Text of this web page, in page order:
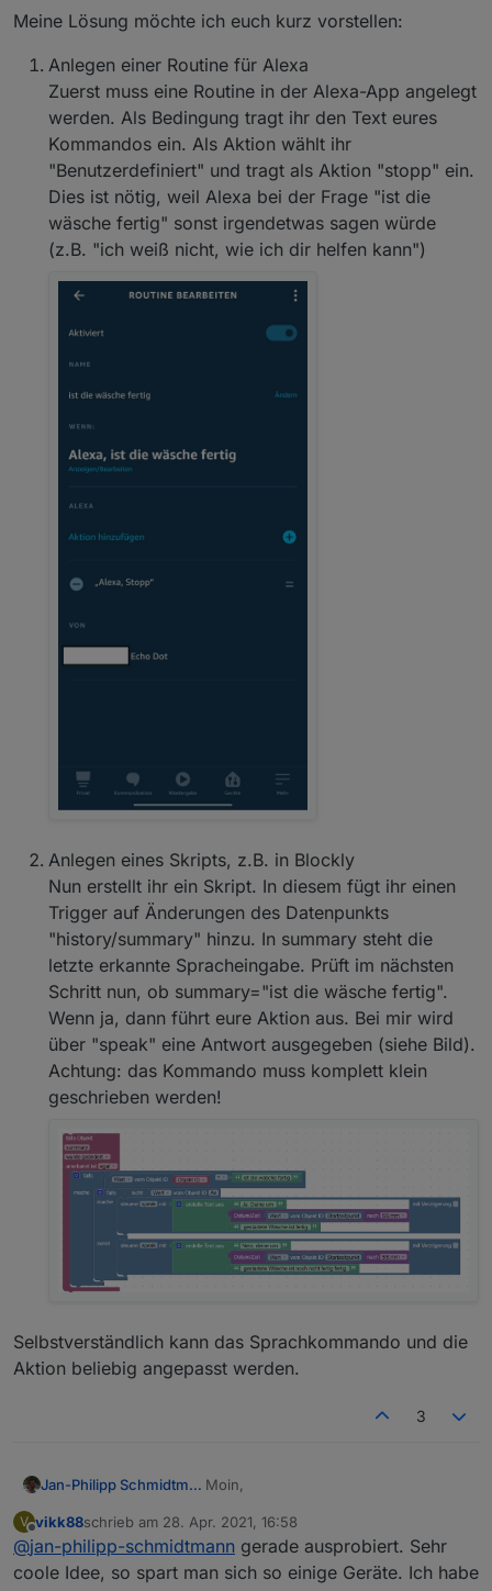
Meine Lösung möchte ich euch kurz vorstellen:
Anlegen einer Routine für Alexa
Zuerst muss eine Routine in der Alexa-App angelegt
werden. Als Bedingung tragt ihr den Text eures
Kommandos ein. Als Aktion wählt ihr
"Benutzerdefiniert" und tragt als Aktion "stopp" ein.
Dies ist nötig, weil Alexa bei der Frage "ist die
wäsche fertig" sonst irgendetwas sagen würde
(z.B. "ich weiß nicht, wie ich dir helfen kann")
Anlegen eines Skripts, z.B. in Blockly
Nun erstellt ihr ein Skript. In diesem fügt ihr einen
Trigger auf Änderungen des Datenpunkts
"history/summary" hinzu. In summary steht die
letzte erkannte Spracheingabe. Prüft im nächsten
Schritt nun, ob summary="ist die wäsche fertig".
Wenn ja, dann führt eure Aktion aus. Bei mir wird
über "speak" eine Antwort ausgegeben (siehe Bild).
Achtung: das Kommando muss komplett klein
geschrieben werden!
Selbstverständlich kann das Sprachkommando und die
Aktion beliebig angepasst werden.
3
Jan-Philipp Schmidtmann Moin,
ich war auf der Suche nach einer
Möglichkeit, um miteinfachen frei
definierbaren Alexa-Kommandos
Konkret wollte ich den Zustand meiner
V
Offline
vikk88schrieb am 28. Apr. 2021, 16:58
zuletzt editiert von
@jan-philipp-schmidtmann gerade ausprobiert. Sehr
coole Idee, so spart man sich so einige Geräte. Ich habe